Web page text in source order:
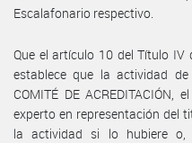
Escalafonario respectivo.
Que el artículo 10 del Título IV
establece que la actividad
COMITÉ DE
experto en representación del
la actividad si lo hubiere